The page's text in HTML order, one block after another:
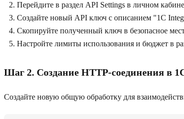
Перейдите в раздел API Settings в личном
Создайте новый API ключ с описанием "1C
Скопируйте полученный ключ в безопасное
Настройте лимиты использования и бюджет в
Шаг 2. Создание HTTP-соединения в
Создайте новую общую обработку для